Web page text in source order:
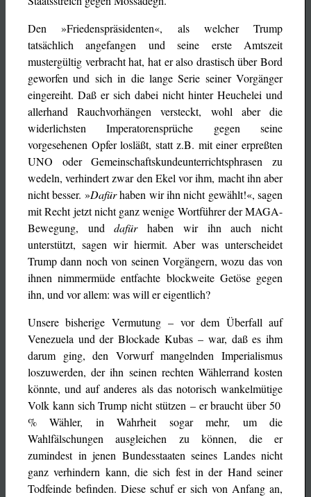
Den »Friedenspräsidenten«, als welcher Trump
tatsächlich angefangen und seine erste Amtszeit
mustergültig verbracht hat, hat er also drastisch über Bord
geworfen und sich in die lange Serie seiner Vorgänger
eingereiht. Daß er sich dabei nicht hinter Heuchelei und
allerhand Rauchvorhängen versteckt, wohl aber die
widerlichsten Imperatorensprüche gegen seine
vorgesehenen Opfer losläßt, statt z.B. mit einer erpreßten
UNO oder Gemeinschaftskundeunterrichtsphrasen zu
wedeln, verhindert zwar den Ekel vor ihm, macht ihn aber
nicht besser. »Dafürhaben wir ihn nicht gewählt!«, sagen
mit Recht jetzt nicht ganz wenige Wortführer der MAGA-
Bewegung, unddafürhaben wir ihn auch nicht
unterstützt, sagen wir hiermit. Aber was unterscheidet
Trump dann noch von seinen Vorgängern, wozu das von
ihnen nimmermüde entfachte blockweite Getöse gegen
ihn, und vor allem: was will er eigentlich?
Unsere bisherige Vermutung – vor dem Überfall auf
Venezuela und der Blockade Kubas – war, daß es ihm
darum ging, den Vorwurf mangelnden Imperialismus
loszuwerden, der ihn seinen rechten Wählerrand kosten
könnte, und auf anderes als das notorisch wankelmütige
Volk kann sich Trump nicht stützen – er braucht über 50
% Wähler, in Wahrheit sogar mehr, um die
Wahlfälschungen ausgleichen zu können, die er
zumindest in jenen Bundesstaaten seines Landes nicht
ganz verhindern kann, die sich fest in der Hand seiner
Todfeinde befinden. Diese schuf er sich von Anfang an,